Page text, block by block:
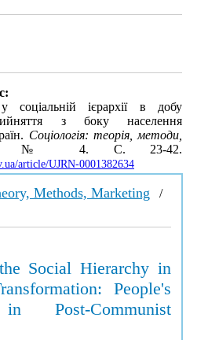
ієрархії в добу
з боку населення
Соціологія: теорія, методи,
№ 4. С. 23-42.
article/UJRN-0001382634
Methods, Marketing /
Social Hierarchy in
People's
Post-Communist